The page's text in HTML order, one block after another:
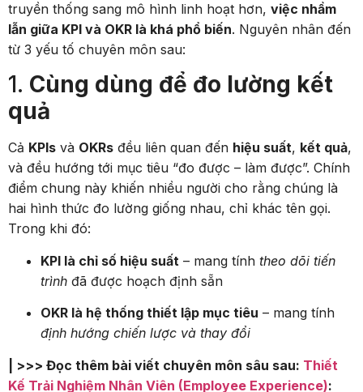
truyền thống sang mô hình linh hoạt hơn, việc nhầm
lẫn giữa KPI và OKR là khá phổ biến. Nguyên nhân đến
từ 3 yếu tố chuyên môn sau:
1. Cùng dùng để đo lường kết
quả
Cả KPIs và OKRs đều liên quan đến hiệu suất, kết quả,
và đều hướng tới mục tiêu “đo được – làm được”. Chính
điểm chung này khiến nhiều người cho rằng chúng là
hai hình thức đo lường giống nhau, chỉ khác tên gọi.
Trong khi đó:
KPI là chỉ số hiệu suất – mang tính theo dõi tiến
trình đã được hoạch định sẵn
OKR là hệ thống thiết lập mục tiêu – mang tính
định hướng chiến lược và thay đổi
| >>> Đọc thêm bài viết chuyên môn sâu sau: Thiết
Kế Trải Nghiệm Nhân Viên (Employee Experience):